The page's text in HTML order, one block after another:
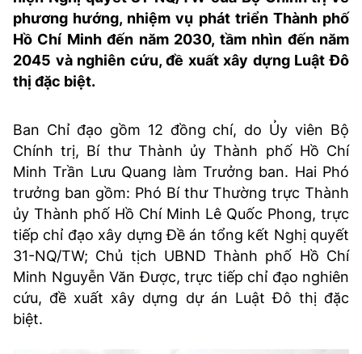
GOLF
CÁC CÚP CHÂU ÂU
BẢNG XẾP HẠNG
VĂN HÓA
GIẢI TRÍ
DIỄN ĐÀN
CÔNG NGHIỆP VĂN HÓA
NHỊP ĐẬP SỨC KHỎE
X-QUANG TIN ĐỒN
GIẢI TRÍ
PHIM
KBIZ
DU LỊCH
ĐIỂM ĐẾN
ẢNH
ẨM THỰC
TƯ VẤN
HIGHTECH
TIÊU ĐIỂM - SPOTLIGHT
BẠN CẦN BIẾT
INFOGRAPHIC
E-MAGAZINE
phương hướng, nhiệm vụ phát triển Thành phố
Hồ Chí Minh đến năm 2030, tầm nhìn đến năm
2045 và nghiên cứu, đề xuất xây dựng Luật Đô
thị đặc biệt.
Ban Chỉ đạo gồm 12 đồng chí, do Ủy viên Bộ
Chính trị, Bí thư Thành ủy Thành phố Hồ Chí
Minh Trần Lưu Quang làm Trưởng ban. Hai Phó
trưởng ban gồm: Phó Bí thư Thường trực Thành
ủy Thành phố Hồ Chí Minh Lê Quốc Phong, trực
tiếp chỉ đạo xây dựng Đề án tổng kết Nghị quyết
31-NQ/TW; Chủ tịch UBND Thành phố Hồ Chí
Minh Nguyễn Văn Được, trực tiếp chỉ đạo nghiên
cứu, đề xuất xây dựng dự án Luật Đô thị đặc
biệt.